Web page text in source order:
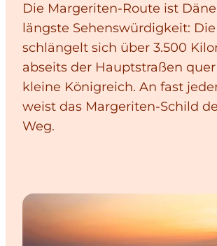
Die Margeriten-Route ist
längste Sehenswürdigkeit:
schlängelt sich über 3.500
abseits der Hauptstraßen
kleine Königreich. An fast
weist das Margeriten-Schild
Weg.